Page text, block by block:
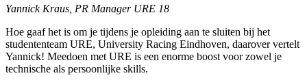
Yannick Kraus, PR Manager URE 18
Hoe gaaf het is om je tijdens je opleiding aan te sluiten bij het
studententeam URE, University Racing Eindhoven, daarover vertelt
Yannick! Meedoen met URE is een enorme boost voor zowel je
technische als persoonlijke skills.